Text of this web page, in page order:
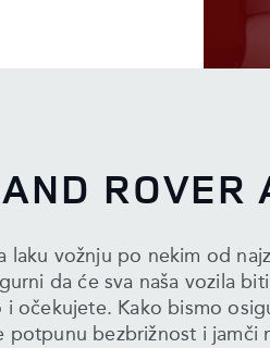
ROVER
laku vožnju po nekim od
da će sva naša vozila
očekujete. Kako bismo
bezbrižnost i jamči